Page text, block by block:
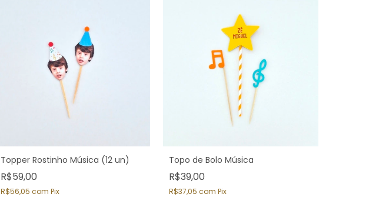
Topper Rostinho Música (12 un)
R$59,00
R$56,05 com Pix
Topo de Bolo Música
R$39,00
R$37,05 com Pix